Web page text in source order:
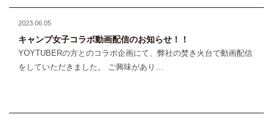
2023.06.05
キャンプ女子コラボ動画配信のお知らせ！！
YOYTUBERの方とのコラボ企画にて、弊社の焚き火台で動画配信
をしていただきました。 ご興味があり…